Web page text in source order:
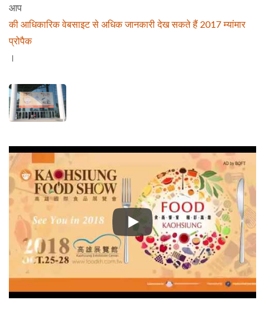
आप
की आधिकारिक वेबसाइट से अधिक जानकारी देख सकते हैं 2017 म्यांमार
प्रोपैक
।
2017 काओहसियुंग होरेका